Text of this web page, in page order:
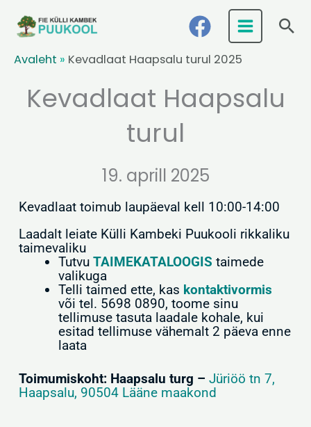
Avaleht » Kevadlaat Haapsalu turul 2025
Kevadlaat Haapsalu
turul
19. aprill 2025
Kevadlaat toimub laupäeval kell 10:00-14:00
Laadalt leiate Külli Kambeki Puukooli rikkaliku
taimevaliku
TutvuTAIMEKATALOOGIS taimede
valikuga
Telli taimed ette, kas kontaktivormis
või tel. 5698 0890, toome sinu
tellimuse tasuta laadale kohale, kui
esitad tellimuse vähemalt 2 päeva enne
laata
Toimumiskoht: Haapsalu turg –Jüriöö tn 7,
Haapsalu, 90504 Lääne maakond